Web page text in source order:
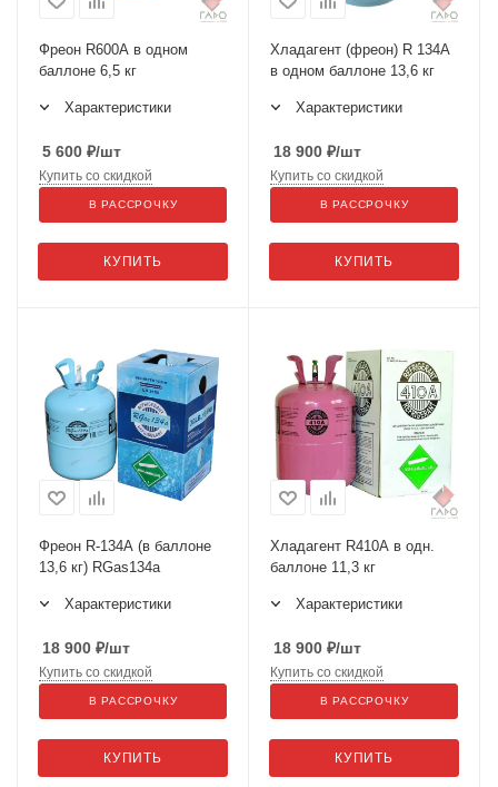
Фреон R600А в одном
баллоне 6,5 кг
Характеристики
5 600 ₽/шт
КУПИТЬ
Купить со скидкой
В РАССРОЧКУ
Хладагент (фреон) R 134А
в одном баллоне 13,6 кг
Характеристики
18 900 ₽/шт
КУПИТЬ
Купить со скидкой
В РАССРОЧКУ
Фреон R-134А (в баллоне
13,6 кг) RGas134a
Характеристики
18 900 ₽/шт
КУПИТЬ
Купить со скидкой
В РАССРОЧКУ
Хладагент R410А в одн.
баллоне 11,3 кг
Характеристики
18 900 ₽/шт
КУПИТЬ
Купить со скидкой
В РАССРОЧКУ